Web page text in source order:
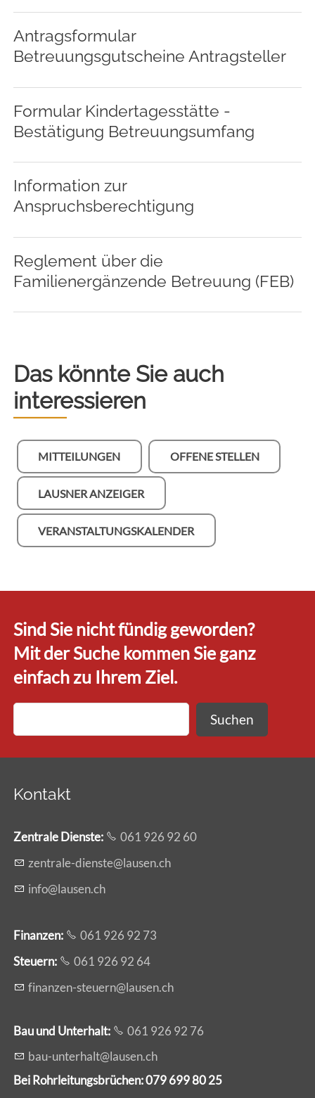
Antragsformular
Betreuungsgutscheine Antragsteller
Formular Kindertagesstätte -
Bestätigung Betreuungsumfang
Information zur
Anspruchsberechtigung
Reglement über die
Familienergänzende Betreuung (FEB)
Das könnte Sie auch
interessieren
MITTEILUNGEN OFFENE STELLEN
LAUSNER ANZEIGER
VERANSTALTUNGSKALENDER
Sind Sie nicht fündig geworden?
Mit der Suche kommen Sie ganz
einfach zu Ihrem Ziel.
Suchen
Kontakt
Zentrale Dienste:
061 926 92 60
z ntr l -d nst l s nch
nf
l s nch
Finanzen:
061 926 92 73
Steuern:
061 926 92 64
f n nz n-st rn l s nch
Bau und Unterhalt:
061 926 92 76
b
- nt rh lt l s nch
Bei Rohrleitungsbrüchen: 079 699 80 25